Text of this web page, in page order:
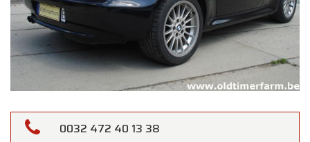
0032 472 40 13 38